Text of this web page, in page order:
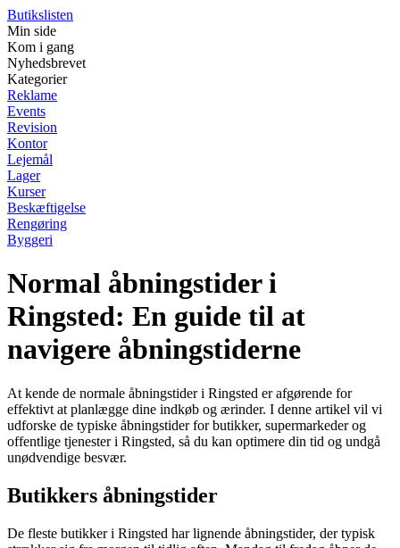
Butikslisten
Min side
Kom i gang
Nyhedsbrevet
Kategorier
Reklame
Events
Revision
Kontor
Lejemål
Lager
Kurser
Beskæftigelse
Rengøring
Byggeri
Normal åbningstider i
Ringsted: En guide til at
navigere åbningstiderne
At kende de normale åbningstider i Ringsted er afgørende for
effektivt at planlægge dine indkøb og ærinder. I denne artikel vil vi
udforske de typiske åbningstider for butikker, supermarkeder og
offentlige tjenester i Ringsted, så du kan optimere din tid og undgå
unødvendige besvær.
Butikkers åbningstider
De fleste butikker i Ringsted har lignende åbningstider, der typisk